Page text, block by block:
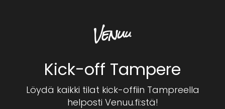
Kick-off Tampere
Löydä kaikki tilat kick-offiin Tampreella
helposti Venuu.fi:stä!